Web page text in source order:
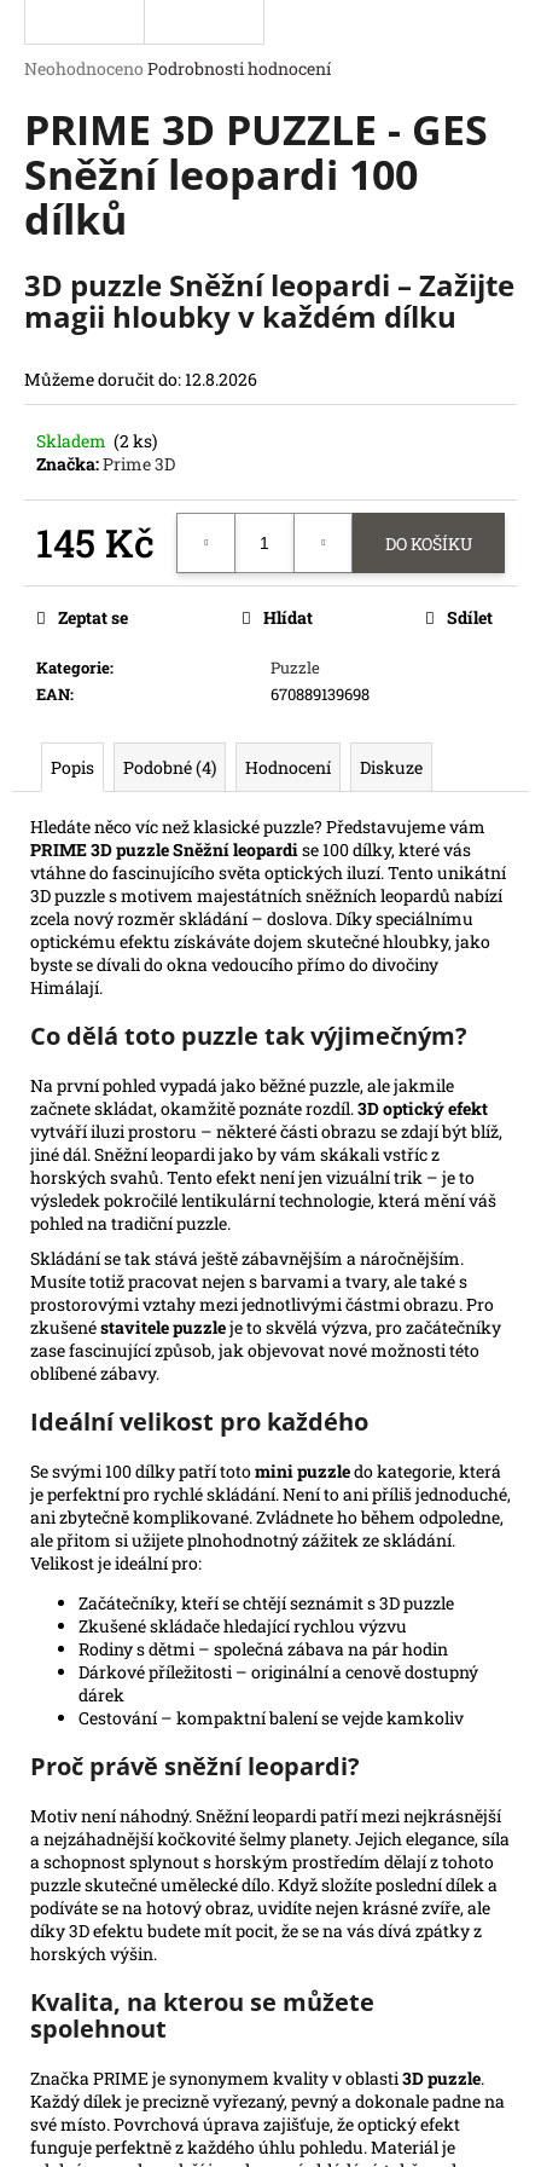
Průměrné
produktu
je
0,0
z
hvězdiček.
Neohodnoceno Podrobnosti hodnocení
PRIME 3D PUZZLE - GES
Sněžní leopardi 100
dílků
3D puzzle Sněžní leopardi – Zažijte
magii hloubky v každém dílku
Můžeme doručit do:12.8.2026
Skladem (2 ks)
Značka:Prime 3D
145 Kč DO KOŠÍKU
Kategorie:
Puzzle
EAN: 670889139698
Zeptat se Hlídat Sdílet
Popis Podobné (4) Hodnocení Diskuze
Hledáte něco víc než klasické puzzle? Představujeme vám
PRIME 3D puzzle Sněžní leopardise 100 dílky, které vás
vtáhne do fascinujícího světa optických iluzí. Tento unikátní
3D puzzle s motivem majestátních sněžních leopardů nabízí
zcela nový rozměr skládání – doslova. Díky speciálnímu
optickému efektu získáváte dojem skutečné hloubky, jako
byste se dívali do okna vedoucího přímo do divočiny
Himálají.
Co dělá toto puzzle tak výjimečným?
Na první pohled vypadá jako běžné puzzle, ale jakmile
začnete skládat, okamžitě poznáte rozdíl.3D optický efekt
vytváří iluzi prostoru – některé části obrazu se zdají být blíž,
jiné dál. Sněžní leopardi jako by vám skákali vstříc z
horských svahů. Tento efekt není jen vizuální trik – je to
výsledek pokročilé lentikulární technologie, která mění váš
pohled na tradiční puzzle.
Skládání se tak stává ještě zábavnějším a náročnějším.
Musíte totiž pracovat nejen s barvami a tvary, ale také s
prostorovými vztahy mezi jednotlivými částmi obrazu. Pro
zkušenéstavitele puzzleje to skvělá výzva, pro začátečníky
zase fascinující způsob, jak objevovat nové možnosti této
oblíbené zábavy.
Ideální velikost pro každého
Se svými 100 dílky patří totomini puzzledo kategorie, která
je perfektní pro rychlé skládání. Není to ani příliš jednoduché,
ani zbytečně komplikované. Zvládnete ho během odpoledne,
ale přitom si užijete plnohodnotný zážitek ze skládání.
Velikost je ideální pro:
Začátečníky, kteří se chtějí seznámit s 3D puzzle
Zkušené skládače hledající rychlou výzvu
Rodiny s dětmi – společná zábava na pár hodin
Dárkové příležitosti – originální a cenově dostupný
dárek
Cestování – kompaktní balení se vejde kamkoliv
Proč právě sněžní leopardi?
Motiv není náhodný. Sněžní leopardi patří mezi nejkrásnější
a nejzáhadnější kočkovité šelmy planety. Jejich elegance, síla
a schopnost splynout s horským prostředím dělají z tohoto
puzzle skutečné umělecké dílo. Když složíte poslední dílek a
podíváte se na hotový obraz, uvidíte nejen krásné zvíře, ale
díky 3D efektu budete mít pocit, že se na vás dívá zpátky z
horských výšin.
Kvalita, na kterou se můžete
spolehnout
Značka PRIME je synonymem kvality v oblasti3D puzzle.
Každý dílek je precizně vyřezaný, pevný a dokonale padne na
své místo. Povrchová úprava zajišťuje, že optický efekt
funguje perfektně z každého úhlu pohledu. Materiál je
j
t
?
HLEDAT
D
p
o
u
u
e
m
e
POKÉMON
TCG:
PERFECT
ORDER
132
Kč